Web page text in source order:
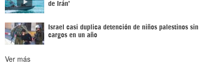
de Irán’
Israel casi duplica detención de niños palestinos sin
cargos en un año
Ver más